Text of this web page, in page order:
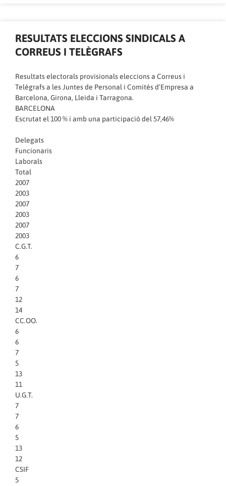
RESULTATS ELECCIONS SINDICALS A
CORREUS I TELÈGRAFS
Resultats electorals provisionals eleccions a Correus i
Telègrafs a les Juntes de Personal i Comités d’Empresa a
Barcelona, Girona, Lleida i Tarragona.
BARCELONA
Escrutat el 100 % i amb una participació del 57,46%
Delegats
Funcionaris
Laborals
Total
2007
2003
2007
2003
2007
2003
C.G.T.
6
7
6
7
12
14
CC.OO.
6
6
7
5
13
11
U.G.T.
7
7
6
5
13
12
CSIF
5